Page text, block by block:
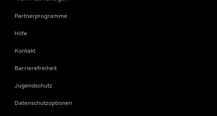
Partnerprogramme
Hilfe
Kontakt
Barrierefreiheit
Jugendschutz
Datenschutzoptionen